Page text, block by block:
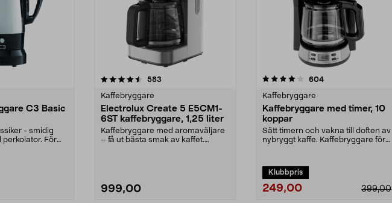
C3 Basic
- smidig
För
5 stjärnor 583
Kaffebryggare
Electrolux Create 5 E5CM1-
6ST kaffebryggare, 1,25 liter
Kaffebryggare med aromaväljare
– få ut bästa smak av kaffet.
999,00
4.0 av 5 stjärnor 604recensioner
Kaffebryggare
Kaffebryggare med timer, 10
koppar
Sätt timern och vakna till doften av
nybryggt kaffe. Kaffebryggare för
Klubbpris
249,00 399,00
4.5 av 5 stjärnor